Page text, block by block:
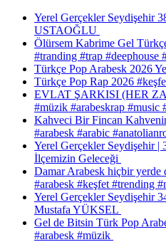
Yerel Gerçekler Seydişehir
USTAOĞLU
Ölürsem Kabrime Gel
#tranding #trap #deephouse
Türkçe Pop Arabesk 2026
Türkçe Pop Rap 2026
EVLAT ŞARKISI (HER
#müzik #arabeskrap #music
Kahveci Bir Fincan
#arabesk #arabic
Yerel Gerçekler Seydişehir
İlçemizin Geleceği
Damar Arabesk hiçbir yerde
#arabesk #keşfet #trending
Yerel Gerçekler Seydişehir
Mustafa YÜKSEL
Gel de Bitsin Türk Pop
#arabesk #müzik